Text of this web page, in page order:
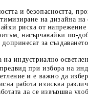
и безопасността,
на дизайна
риска от
насърчавайки по-
за
индустриално
при избора на
и е важно да
работа изисква
да се извършва